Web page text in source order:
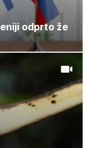
odprto že